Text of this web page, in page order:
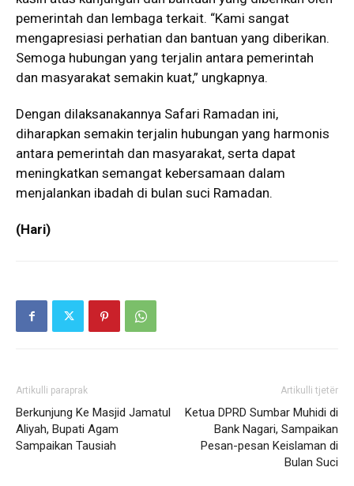
pemerintah dan lembaga terkait. “Kami sangat
mengapresiasi perhatian dan bantuan yang diberikan.
Semoga hubungan yang terjalin antara pemerintah
dan masyarakat semakin kuat,” ungkapnya.
Dengan dilaksanakannya Safari Ramadan ini,
diharapkan semakin terjalin hubungan yang harmonis
antara pemerintah dan masyarakat, serta dapat
meningkatkan semangat kebersamaan dalam
menjalankan ibadah di bulan suci Ramadan.
(Hari)
Artikulli paraprak
Berkunjung Ke Masjid Jamatul
Aliyah, Bupati Agam
Sampaikan Tausiah
Artikulli tjetër
Ketua DPRD Sumbar Muhidi di
Bank Nagari, Sampaikan
Pesan-pesan Keislaman di
Bulan Suci